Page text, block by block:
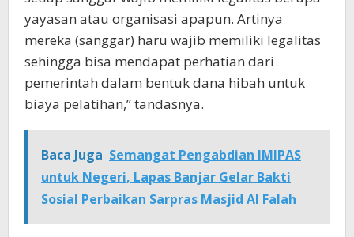
yayasan atau organisasi apapun. Artinya
mereka (sanggar) haru wajib memiliki legalitas
sehingga bisa mendapat perhatian dari
pemerintah dalam bentuk dana hibah untuk
biaya pelatihan,” tandasnya.
Baca Juga Semangat Pengabdian IMIPAS
untuk Negeri, Lapas Banjar Gelar Bakti
Sosial Perbaikan Sarpras Masjid Al Falah